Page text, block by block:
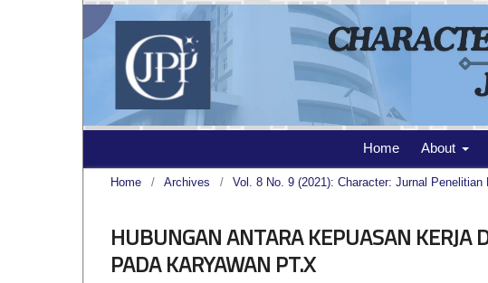
Home About
Home / Archives / Vol. 8 No. 9 (2021): Character: Jurnal Penelitian
HUBUNGAN ANTARA KEPUASAN KERJA
PADA KARYAWAN PT.X